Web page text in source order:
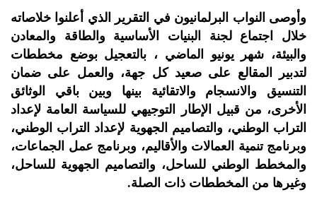
وأوصى النواب البرلمانيون في التقرير الذي أعلنوا خلاصاته
خلال اجتماع لجنة البنيات الأساسية والطاقة والمعادن
والبيئة، شهر يونيو الماضي ، بالتعجيل بوضع مخططات
لتدبير المقالع على صعيد كل جهة، والعمل على ضمان
التنسيق والانسجام والاتقائية بينها وبين باقي الوثائق
الأخرى، من قبيل الإطار التوجيهي للسياسة العامة لإعداد
التراب الوطني، والتصاميم الجهوية لإعداد التراب الوطني،
وبرنامج تنمية العمالات والأقاليم، وبرنامج عمل الجماعات،
والمخطط الوطني للساحل، والتصاميم الجهوية للساحل،
وغيرها من المخططات ذات الصلة.